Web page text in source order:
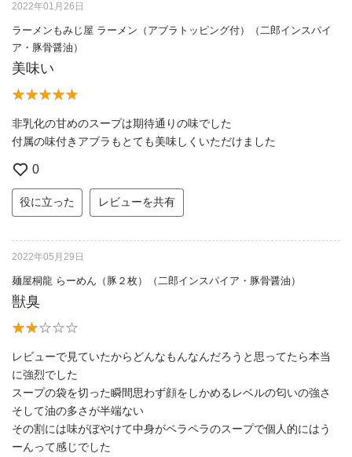
2022年01月26日
ラーメンもみじ屋 ラーメン（アブラトッピング付）（二郎インスパイ
ア・豚骨醤油）
美味い
非乳化の甘めのスープは期待通りの味でした
付属の味付きアブラもとても美味しくいただけました
0
役に立った レビューを共有
2022年05月29日
麺屋桐龍 らーめん（豚２枚）（二郎インスパイア・豚骨醤油）
獣臭
レビューで見ていたからどんなもんなんだろうと思ってたら本当
に強烈でした
スープの袋を切った瞬間思わず顔をしかめるレベルの匂いの強さ
そして油の多さが半端ない
その割には味がぼやけて中身がペラペラのスープで個人的にはう
ーんって感じでした